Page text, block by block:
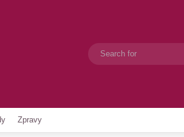
Switch skin
Zpravy